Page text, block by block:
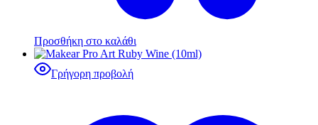
Προσθήκη στο καλάθι
Γρήγορη προβολή